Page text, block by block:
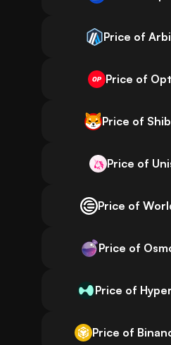
Price of
Price of
Price of
Price of
Price of
Price of
Price of
Price of